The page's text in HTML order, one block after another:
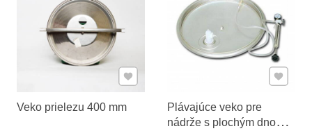
Veko prielezu 400 mm
Pridať k Obľúbeným
Plávajúce veko pre
nádrže s plochým dnom
Pridať